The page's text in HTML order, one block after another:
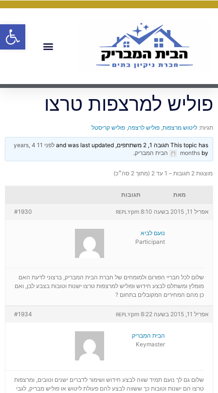
פוליש למרצפות טרצו
תגיות: ליטוש מרצפות, פוליש לרצפה, פוליש קריסטל
This topic has תגובה 1, 2 משתתפים, and was last updated
לפני 11 years, 4
monthsby הבית המבריק.
מוצגות 2 תגובות – 1 עד 2 (מתוך 2 סה״כ)
מאת תגובות
אפריל 11, 2015 בשעה 8:10 pm #1930 REPLY
נועם לביא
Participant
שלום לכל חבריי הפורום ולמומחים של חברת הבית המבריק, ברצוני לדעת האם
מומלץ ומשתלם לבצע חידוש ופוליש למרצפות טרצו ישנות וטובות בצבע לבן, ואם
כן מהם המחירים המקובלים בתחום ?
אפריל 11, 2015 בשעה 8:22 pm #1934 REPLY
הבית המבריק
Keymaster
שלום גם לך נועם תמיד שווה לבצע חידוש ושימור לדברים ישנים וטובים, ומרצפות
טרצו הם ישנות וטובות כך ששווה לבצע להם פעולת ליטוש או פוליש מבריק, לגבי